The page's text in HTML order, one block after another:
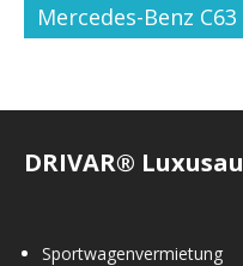
Mercedes-Benz
DRIVAR®
Sportwagenvermietung